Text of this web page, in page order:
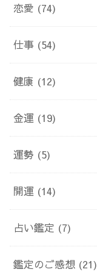
恋愛 (74)
仕事 (54)
健康 (12)
金運 (19)
運勢 (5)
開運 (14)
占い鑑定 (7)
鑑定のご感想 (21)